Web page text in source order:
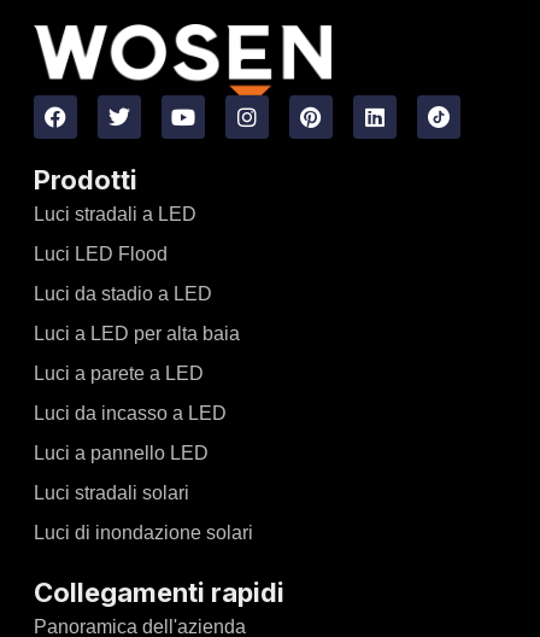
Prodotti
Luci stradali a LED
Luci LED Flood
Luci da stadio a LED
Luci a LED per alta baia
Luci a parete a LED
Luci da incasso a LED
Luci a pannello LED
Luci stradali solari
Luci di inondazione solari
Collegamenti rapidi
Panoramica dell'azienda